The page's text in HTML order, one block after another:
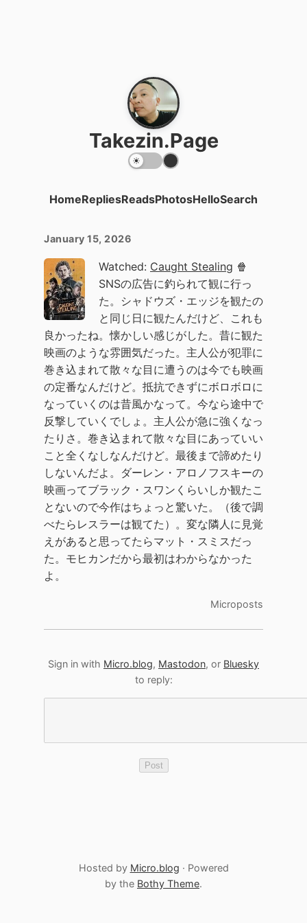
Takezin.Page
HomeRepliesReadsPhotosHelloSearch
January 15, 2026
Watched: Caught Stealing 🍿
SNSの広告に釣られて観に行っ
た。シャドウズ・エッジを観たの
と同じ日に観たんだけど、これも
良かったね。懐かしい感じがした。昔に観た
映画のような雰囲気だった。主人公が犯罪に
巻き込まれて散々な目に遭うのは今でも映画
の定番なんだけど。抵抗できずにボロボロに
なっていくのは昔風かなって。今なら途中で
反撃していくでしょ。主人公が急に強くなっ
たりさ。巻き込まれて散々な目にあっていい
こと全くなしなんだけど。最後まで諦めたり
しないんだよ。ダーレン・アロノフスキーの
映画ってブラック・スワンくらいしか観たこ
とないので今作はちょっと驚いた。（後で調
べたらレスラーは観てた）。変な隣人に見覚
えがあると思ってたらマット・スミスだっ
た。モヒカンだから最初はわからなかった
よ。
Microposts
Sign in with Micro.blog, Mastodon, or Bluesky
to reply:
Hosted by Micro.blog · Powered
by the Bothy Theme.